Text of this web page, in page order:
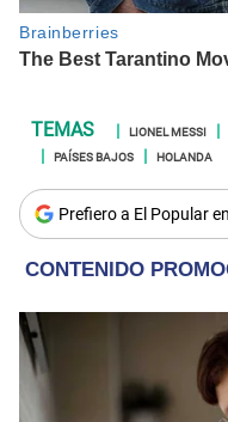
LIONEL MESSI
PAÍSES BAJOS
HOLANDA
Prefiero a El Popular